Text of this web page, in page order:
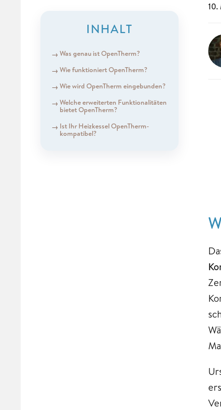
INHALT
Was genau ist OpenTherm?
Wie funktioniert OpenTherm?
Wie wird OpenTherm eingebunden?
Welche erweiterten Funktionalitäten
bietet OpenTherm?
Ist Ihr Heizkessel OpenTherm-
kompatibel?
10.